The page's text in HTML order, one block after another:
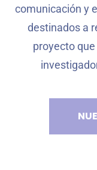
comunicación y
destinados a
proyecto